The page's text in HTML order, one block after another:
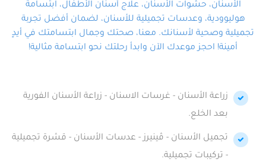
الأسنان، حشوات الأسنان، علاج أسنان الأطفال، ابتسامة
هوليوودية، وعدسات تجميلية للأسنان، لضمان أفضل تجربة
تجميلية وصحية لأسنانك. معنا، صحتك وجمال ابتسامتك في أيدٍ
أمينة! احجز موعدك الآن وابدأ رحلتك نحو ابتسامة مثالية!
زراعة الأسنان - غرسات الاسنان - زراعة الأسنان الفورية
بعد الخلع.
تجميل الأسنان - ڤينيرز - عدسات الأسنان - قشرة تجميلية
- تركيبات تجميلية.